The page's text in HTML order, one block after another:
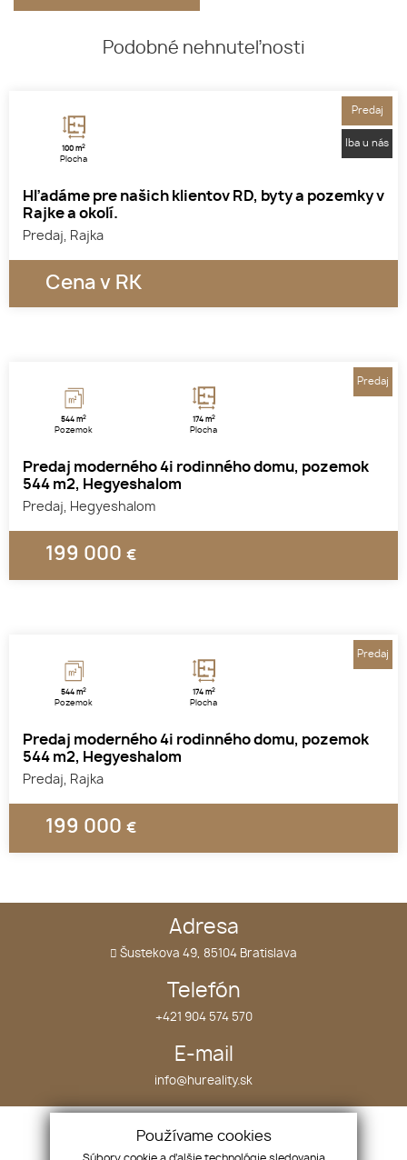
Podobné nehnuteľnosti
100 m2
Plocha
Hľadáme pre našich klientov RD, byty a pozemky v
Rajke a okolí.
Predaj, Rajka
Cena v RK
Predaj
Iba u nás
544 m2
Pozemok
174 m2
Plocha
Predaj moderného 4i rodinného domu, pozemok
544 m2, Hegyeshalom
Predaj, Hegyeshalom
199 000 €
Predaj
544 m2
Pozemok
174 m2
Plocha
Predaj moderného 4i rodinného domu, pozemok
544 m2, Hegyeshalom
Predaj, Rajka
199 000 €
Predaj
Adresa
Šustekova 49, 85104 Bratislava
Telefón
+421 904 574 570
E-mail
info@hureality.sk
O nás
Nehnuteľnosti
Projekty
Používame cookies